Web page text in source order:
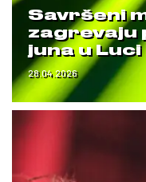
Savršeni
zagrevaju
juna u
28.04.2026